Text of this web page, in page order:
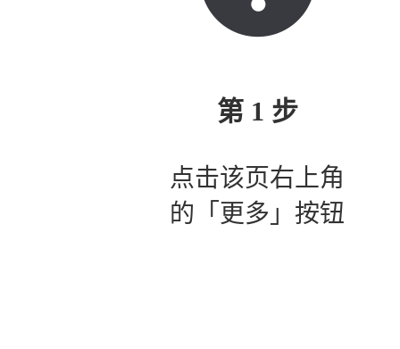
第 1 步
点击该页右上角
的「更多」按钮